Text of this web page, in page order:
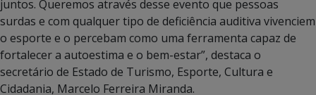
juntos. Queremos através desse evento que pessoas
surdas e com qualquer tipo de deficiência auditiva vivenciem
o esporte e o percebam como uma ferramenta capaz de
fortalecer a autoestima e o bem-estar”, destaca o
secretário de Estado de Turismo, Esporte, Cultura e
Cidadania, Marcelo Ferreira Miranda.